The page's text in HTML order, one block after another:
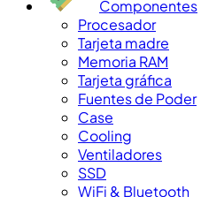
Componentes
Procesador
Tarjeta madre
Memoria RAM
Tarjeta gráfica
Fuentes de Poder
Case
Cooling
Ventiladores
SSD
WiFi & Bluetooth